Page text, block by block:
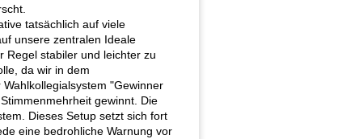
tatsächlich auf viele
unsere zentralen Ideale
Regel stabiler und leichter zu
da wir in dem
"Gewinner
gewinnt. Die
Dieses Setup setzt sich fort
eine bedrohliche Warnung vor